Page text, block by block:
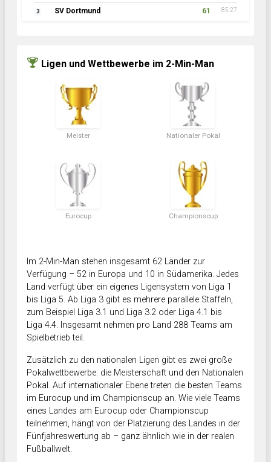
3 SV Dortmund 61 85:27
Ligen und Wettbewerbe im 2-Min-Man
Meister Nationaler Pokal
Eurocup Championscup
Im 2-Min-Man stehen insgesamt 62 Länder zur
Verfügung – 52 in Europa und 10 in Südamerika. Jedes
Land verfügt über ein eigenes Ligensystem von Liga 1
bis Liga 5. Ab Liga 3 gibt es mehrere parallele Staffeln,
zum Beispiel Liga 3.1 und Liga 3.2 oder Liga 4.1 bis
Liga 4.4. Insgesamt nehmen pro Land 288 Teams am
Spielbetrieb teil.
Zusätzlich zu den nationalen Ligen gibt es zwei große
Pokalwettbewerbe: die Meisterschaft und den Nationalen
Pokal. Auf internationaler Ebene treten die besten Teams
im Eurocup und im Championscup an. Wie viele Teams
eines Landes am Eurocup oder Championscup
teilnehmen, hängt von der Platzierung des Landes in der
Fünfjahreswertung ab – ganz ähnlich wie in der realen
Fußballwelt.